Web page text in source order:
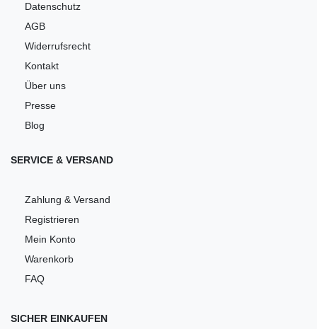
Datenschutz
AGB
Widerrufsrecht
Kontakt
Über uns
Presse
Blog
SERVICE & VERSAND
Zahlung & Versand
Registrieren
Mein Konto
Warenkorb
FAQ
SICHER EINKAUFEN